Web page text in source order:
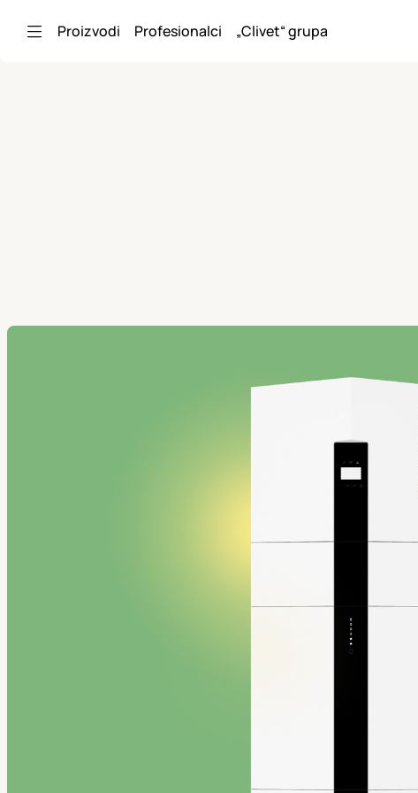
Proizvodi Profesionalci „Clivet“ grupa